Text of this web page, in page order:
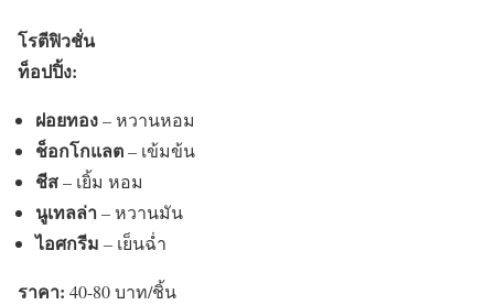
โรตีฟิวชั่น
ท็อปปิ้ง:
ฝอยทอง– หวานหอม
ช็อกโกแลต– เข้มข้น
ชีส– เยิ้ม หอม
นูเทลล่า– หวานมัน
ไอศกรีม – เย็นฉ่ำ
ราคา: 40-80 บาท/ชิ้น